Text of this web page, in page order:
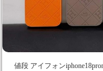
値段 アイフォン